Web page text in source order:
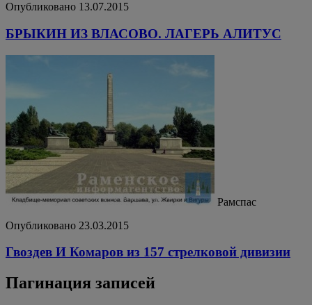
Опубликовано 13.07.2015
БРЫКИН ИЗ ВЛАСОВО. ЛАГЕРЬ АЛИТУС
Рамспас
Опубликовано 23.03.2015
Гвоздев И Комаров из 157 стрелковой дивизии
Пагинация записей